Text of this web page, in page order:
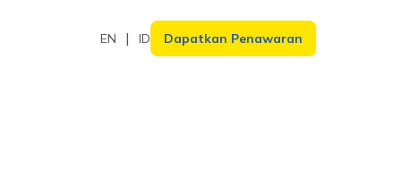
EN ID Dapatkan Penawaran